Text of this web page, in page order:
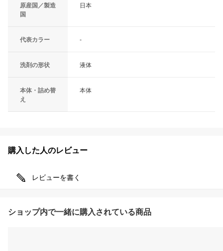
原産国／製造
国
日本
代表カラー -
洗剤の形状 液体
本体・詰め替
え
本体
購入した人のレビュー
レビューを書く
ショップ内で一緒に購入されている商品